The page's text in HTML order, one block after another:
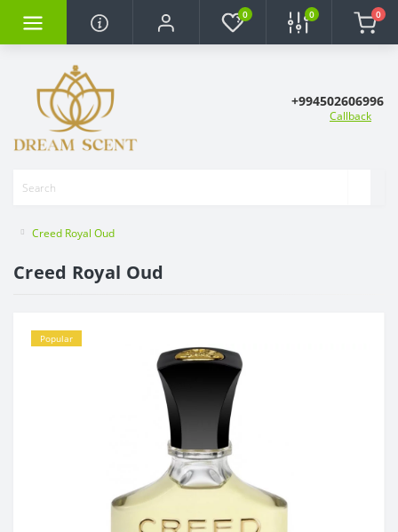
0 0 0
+994502606996
Callback
Creed Royal Oud
Creed Royal Oud
Popular